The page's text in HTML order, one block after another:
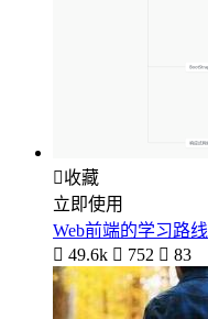
收藏
立即使用
Web前端的学习路线
 49.6k  752  83